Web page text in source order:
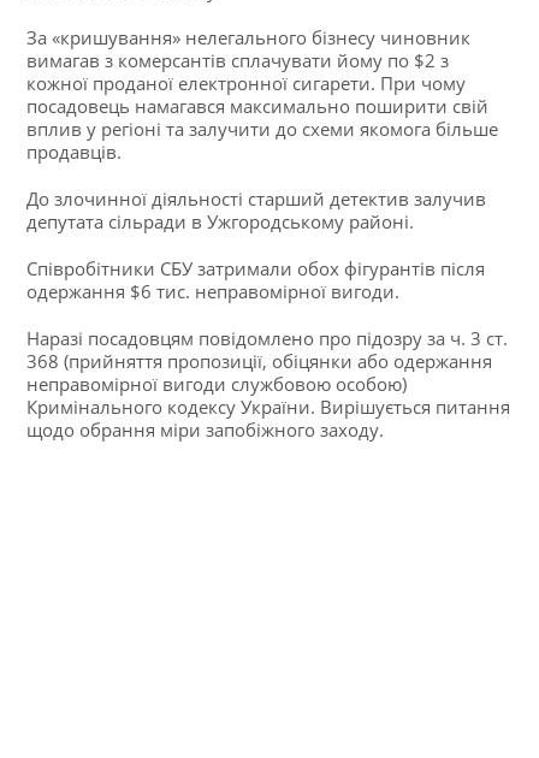
За «кришування» нелегального бізнесу чиновник
вимагав з комерсантів сплачувати йому по $2 з
кожної проданої електронної сигарети. При чому
посадовець намагався максимально поширити свій
вплив у регіоні та залучити до схеми якомога більше
продавців.
До злочинної діяльності старший детектив залучив
депутата сільради в Ужгородському районі.
Співробітники СБУ затримали обох фігурантів після
одержання $6 тис. неправомірної вигоди.
Наразі посадовцям повідомлено про підозру за ч. 3 ст.
368 (прийняття пропозиції, обіцянки або одержання
неправомірної вигоди службовою особою)
Кримінального кодексу України. Вирішується питання
щодо обрання міри запобіжного заходу.